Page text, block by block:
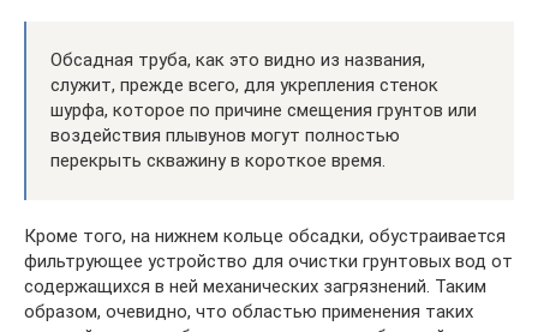
Обсадная труба, как это видно из названия,
служит, прежде всего, для укрепления стенок
шурфа, которое по причине смещения грунтов или
воздействия плывунов могут полностью
перекрыть скважину в короткое время.
Кроме того, на нижнем кольце обсадки, обустраивается
фильтрующее устройство для очистки грунтовых вод от
содержащихся в ней механических загрязнений. Таким
образом, очевидно, что областью применения таких